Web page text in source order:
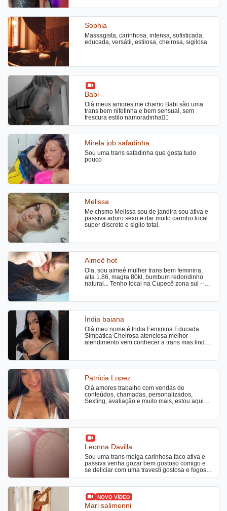
repetir. Estou na cidade, atendo no meu local
super tranquilo ou se preferir em motel e hotel.
Não passe vontade, te surpreenderei na cama
para termos uma safadeza fantástica e
satisfatória, me contate, beijos.
Sophia
Massagista, carinhosa, intensa, sofisticada,
educada, versátil, estilosa, cheirosa, sigilosa
Babi
Olá meus amores me chamo Babi são uma
trans bem nifetinha e bem sensual, sem
frescura estilo namoradinha❤️‍🔥
Mirela job safadinha
Sou uma trans safadinha que gosta tudo
pouco
Melissa
Me chsmo Melissa sou de jandira sou ativa e
passiva adoro sexo e dar muito carinho local
super discreto e sigilo total.
Aimeê hot
Ola, sou aimeê mulher trans bem feminina,
alta 1.86, magra 80kl, bumbum redondinho
natural... Tenho local na Cupecê zona sul --
cachê já está em preço promocional.... Venha
desfrutar de umas horas de prazer.
Índia baiana
Olá meu nome é Índia Feminina Educada
Simpática Cheirosa atenciosa melhor
atendimento vem conhecer a trans mas linda
Patrícia Lopez
Olá amores trabalho com vendas de
conteúdos, chamadas, personalizados,
Sexting, avaliação e muito mais, estou aqui
Leonna Davilla
Sou uma trans meiga carinhosa faco ativa e
passiva venha gozar bem gostoso comigo e
se deliciar com uma travesti gostosa e fogosa
por sexo
NOVO VÍDEO
Mari salimenni